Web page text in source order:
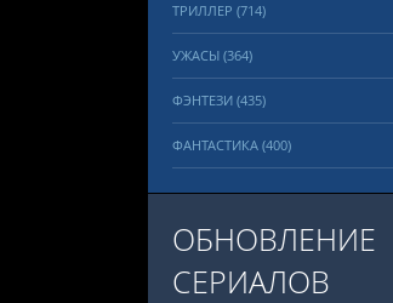
ТРИЛЛЕР (714)
УЖАСЫ (364)
ФЭНТЕЗИ (435)
ФАНТАСТИКА (400)
ОБНОВЛЕНИЕ
СЕРИАЛОВ